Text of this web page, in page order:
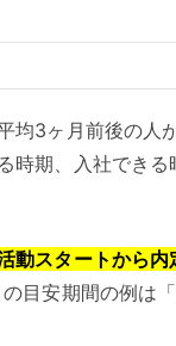
均3ヶ月前後の人
時期、入社でき
動スタートから
目安期間の例は